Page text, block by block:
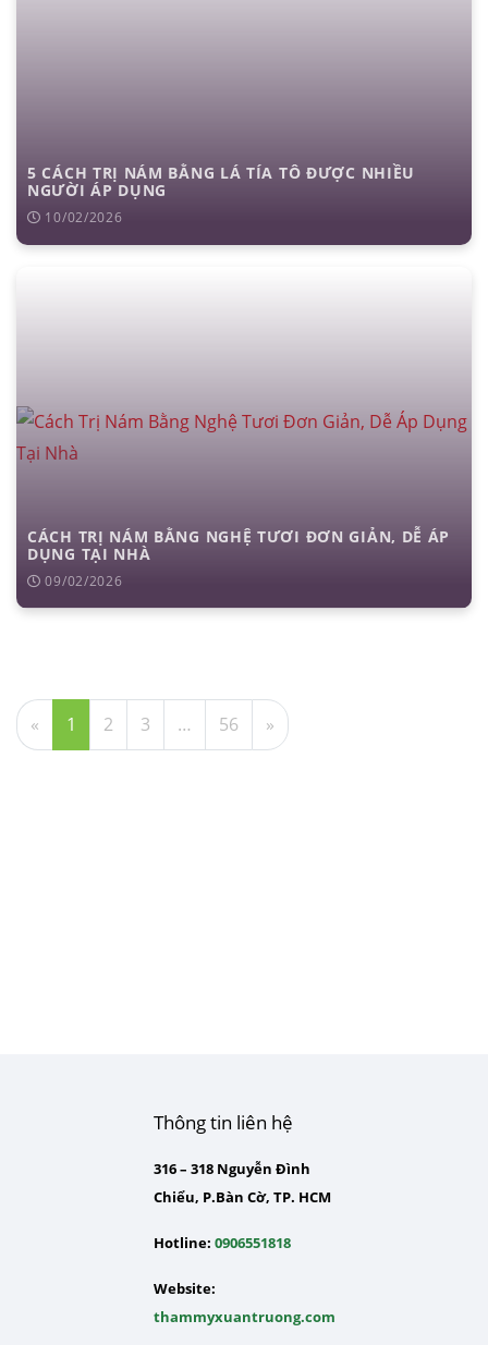
5 CÁCH TRỊ NÁM BẰNG LÁ TÍA TÔ ĐƯỢC NHIỀU
NGƯỜI ÁP DỤNG
10/02/2026
CÁCH TRỊ NÁM BẰNG NGHỆ TƯƠI ĐƠN GIẢN, DỄ ÁP
DỤNG TẠI NHÀ
09/02/2026
« 1 2 3 … 56 »
Thông tin liên hệ
316 – 318 Nguyễn Đình
Chiểu, P.Bàn Cờ, TP. HCM
Hotline: 0906551818
Website:
thammyxuantruong.com